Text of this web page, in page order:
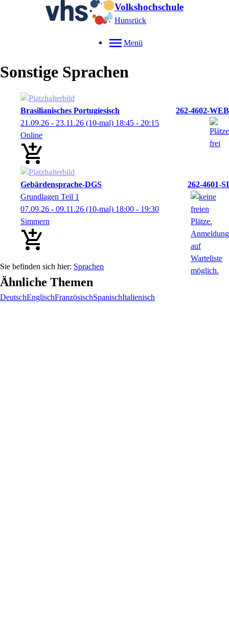
Volkshochschule
Hunsrück
Menü
Sonstige Sprachen
Gebärdensprache-DGS
262-4601-SI
Grundlagen Teil 1
07.09.26 - 09.11.26 (10-mal) 18:00 - 19:30
Simmern
Brasilianisches Portugiesisch
262-4602-WEB
21.09.26 - 23.11.26 (10-mal) 18:45 - 20:15
Online
Sprachen
Ähnliche Themen
DeutschEnglischFranzösischSpanischItalienisch